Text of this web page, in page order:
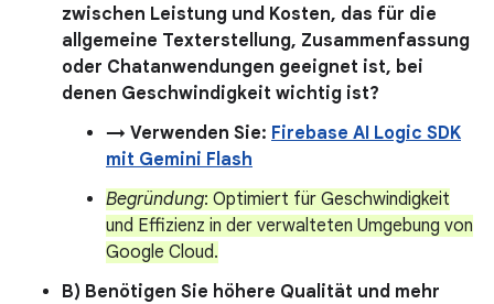
zwischen Leistung und Kosten, das für die
allgemeine Texterstellung, Zusammenfassung
oder Chatanwendungen geeignet ist, bei
denen Geschwindigkeit wichtig ist?
→ Verwenden Sie: Firebase AI Logic SDK
mit Gemini Flash
Begründung: Optimiert für Geschwindigkeit
und Effizienz in der verwalteten Umgebung von
Google Cloud.
B) Benötigen Sie höhere Qualität und mehr